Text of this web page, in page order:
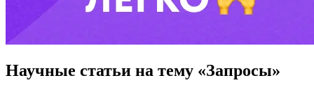
Научные статьи на тему «Запросы»